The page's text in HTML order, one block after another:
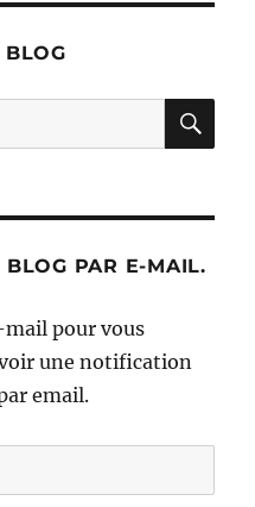
BLOG
PAR E-MAIL.
mail pour vous
une notification
email.